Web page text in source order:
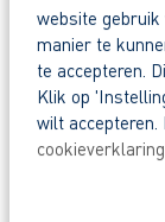
website gebruik
manier te
te accepteren.
Klik op
wilt
cookieverklaring
Reageer nu
Waarom
Snel
Deel deze